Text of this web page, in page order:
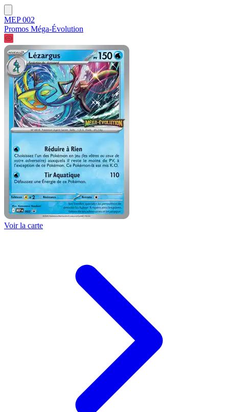
MEP 002
Promos Méga-Évolution
Voir la carte